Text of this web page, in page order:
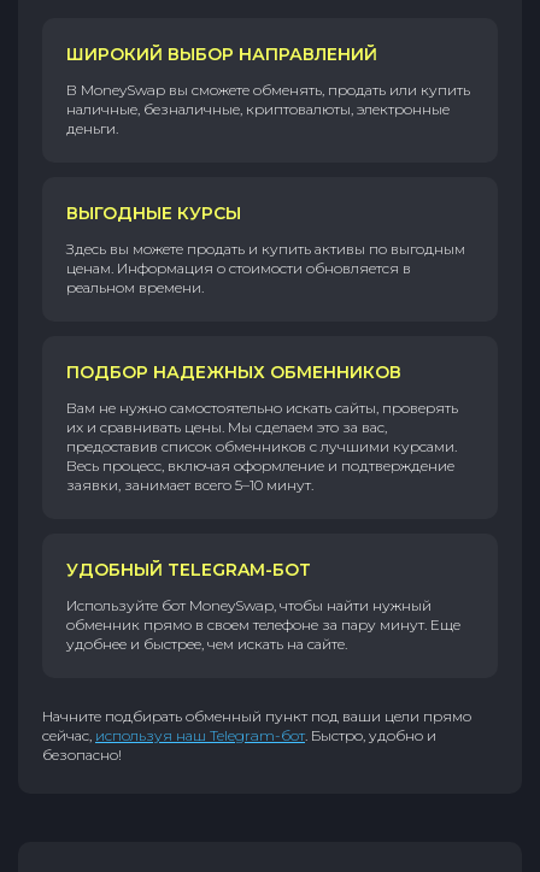
ШИРОКИЙ ВЫБОР НАПРАВЛЕНИЙ
В MoneySwap вы сможете обменять, продать или купить
наличные, безналичные, криптовалюты, электронные
деньги.
ВЫГОДНЫЕ КУРСЫ
Здесь вы можете продать и купить активы по выгодным
ценам. Информация о стоимости обновляется в
реальном времени.
ПОДБОР НАДЕЖНЫХ ОБМЕННИКОВ
Вам не нужно самостоятельно искать сайты, проверять
их и сравнивать цены. Мы сделаем это за вас,
предоставив список обменников с лучшими курсами.
Весь процесс, включая оформление и подтверждение
заявки, занимает всего 5–10 минут.
УДОБНЫЙ TELEGRAM-БОТ
Используйте бот MoneySwap, чтобы найти нужный
обменник прямо в своем телефоне за пару минут. Еще
удобнее и быстрее, чем искать на сайте.
Начните подбирать обменный пункт под ваши цели прямо
сейчас, используя наш Telegram-бот. Быстро, удобно и
безопасно!